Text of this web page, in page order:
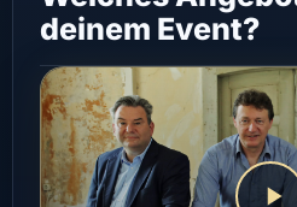
deinem Event?